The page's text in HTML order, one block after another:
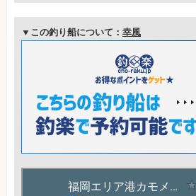
▼この釣り船について： 幸風